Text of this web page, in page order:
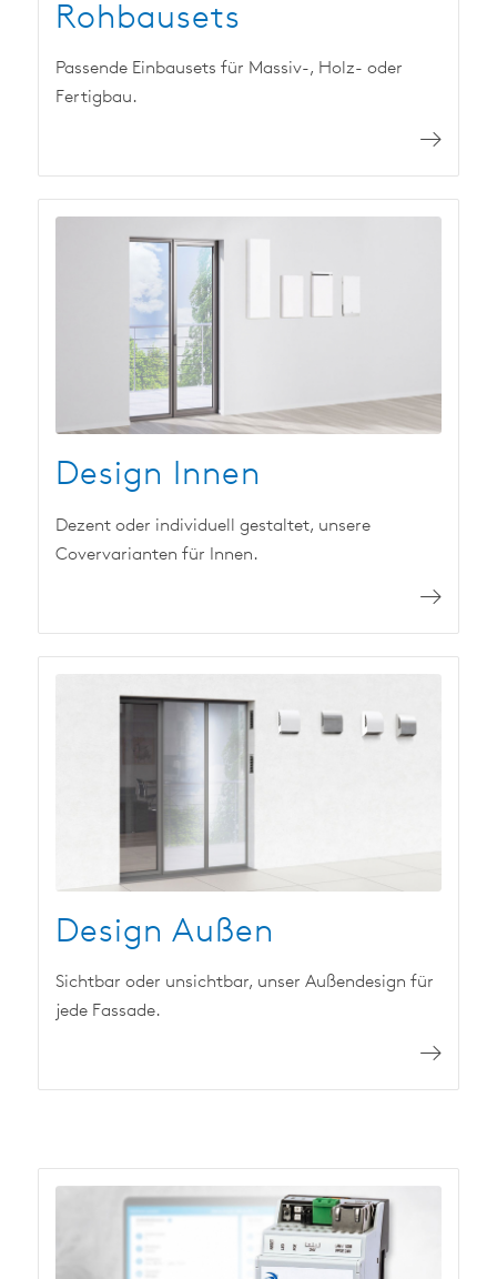
Rohbausets
Passende Einbausets für Massiv-, Holz- oder
Fertigbau.
Design Innen
Dezent oder individuell gestaltet, unsere
Covervarianten für Innen.
Design Außen
Sichtbar oder unsichtbar, unser Außendesign für
jede Fassade.